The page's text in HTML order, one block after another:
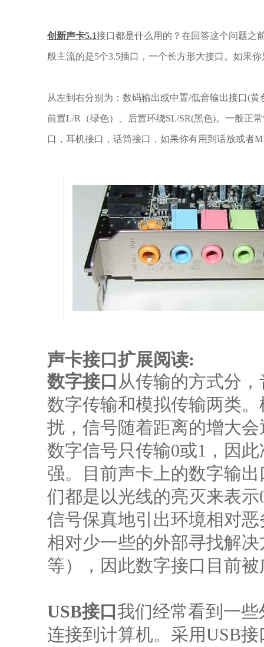
创新声卡5.1接口都是什么用的？在回答这个问题之
般主流的是5个3.5插口，一个长方形大接口。如果
从左到右分别为：数码输出或中置/低音输出接口(
前置L/R（绿色）、后置环绕SL/SR(黑色)。一般正
口，耳机接口，话筒接口，如果你有用到话放或者
声卡接口扩展阅读:
数字接口 从传输的方式分
数字传输和模拟传输两类
扰，信号随着距离的增大
数字信号只传输0或1，因
强。目前声卡上的数字输
们都是以光线的亮灭来表
信号保真地引出环境相对
相对少一些的外部寻找解
等），因此数字接口目前
USB接口 我们经常看到一
连接到计算机。采用USB